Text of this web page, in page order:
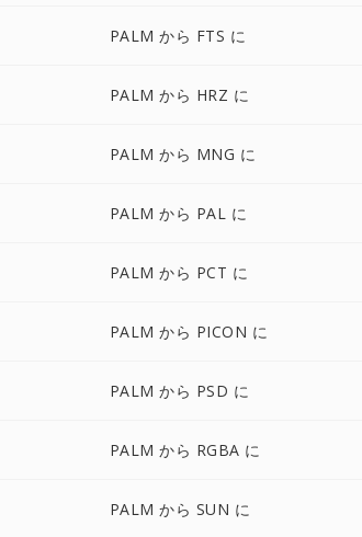
PALM から FTS に
PALM から HRZ に
PALM から MNG に
PALM から PAL に
PALM から PCT に
PALM から PICON に
PALM から PSD に
PALM から RGBA に
PALM から SUN に